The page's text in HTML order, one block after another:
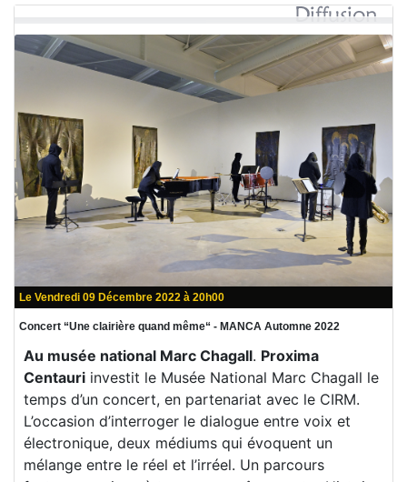
Le Vendredi 09 Décembre 2022 à 20h00
Concert “Une clairière quand même“ - MANCA Automne 2022
Au musée national Marc Chagall. Proxima
Centauri investit le Musée National Marc Chagall le
temps d’un concert, en partenariat avec le CIRM.
L’occasion d’interroger le dialogue entre voix et
électronique, deux médiums qui évoquent un
mélange entre le réel et l’irréel. Un parcours